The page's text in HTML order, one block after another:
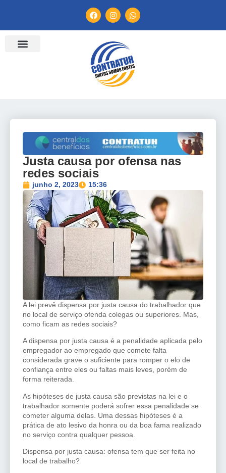
Justa causa por ofensa nas
redes sociais
junho 2, 2023 15:36
A lei prevê dispensa por justa causa do trabalhador que
no local de serviço ofenda colegas ou superiores. Mas,
como ficam as redes sociais?
A dispensa por justa causa é a penalidade aplicada pelo
empregador ao empregado que comete falta
considerada grave o suficiente para romper o elo de
confiança entre eles ou faltas mais leves, porém de
forma reiterada.
As hipóteses de justa causa são previstas na lei e o
trabalhador somente poderá sofrer essa penalidade se
cometer alguma delas. Uma dessas hipóteses é a
prática de ato lesivo da honra ou da boa fama realizado
no serviço contra qualquer pessoa.
Dispensa por justa causa: ofensa tem que ser feita no
local de trabalho?